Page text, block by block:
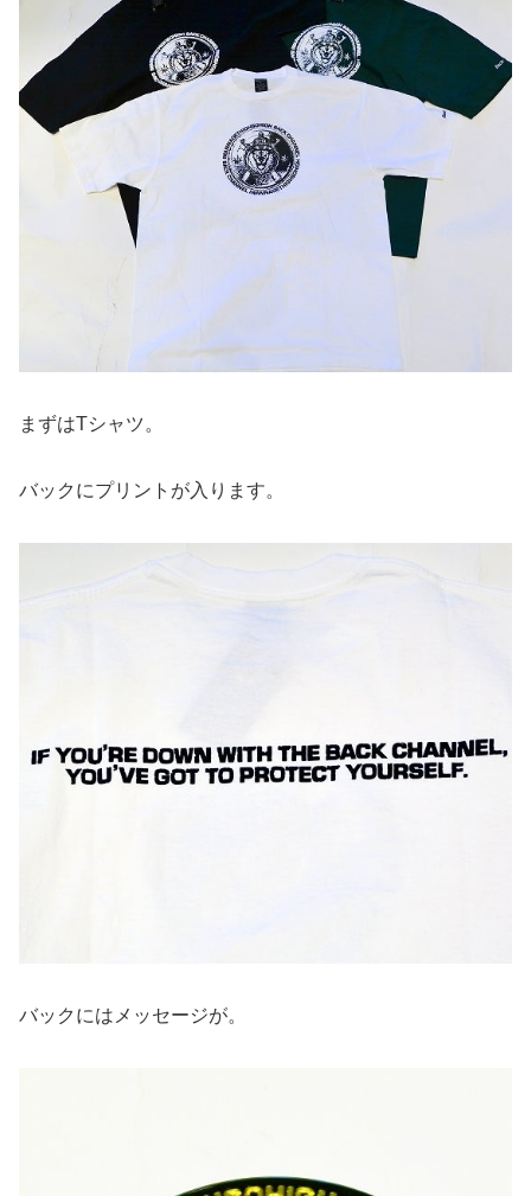
まずはTシャツ。
バックにプリントが入ります。
バックにはメッセージが。